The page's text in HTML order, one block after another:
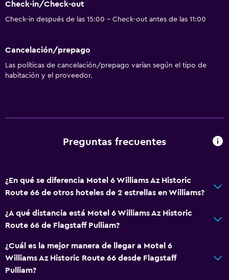
Accesibilidad
Estacionamiento accesible
Cocina
Nevera
Microondas
TV por cable o vía satélite
Comedor
Bar de tapas
Servicios y facilidades
Check-in/Check-out
Check-in después de las 15:00 - Check-out antes de las 11:00
Cancelación/prepago
Las políticas de cancelación/prepago varían según el tipo de
habitación y el proveedor.
Preguntas frecuentes
¿En qué se diferencia Motel 6 Williams Az Historic
Route 66 de otros hoteles de 2 estrellas en Williams?
¿A qué distancia está Motel 6 Williams Az Historic
Route 66 de Flagstaff Pulliam?
¿Cuál es la mejor manera de llegar a Motel 6
Williams Az Historic Route 66 desde Flagstaff
Pulliam?